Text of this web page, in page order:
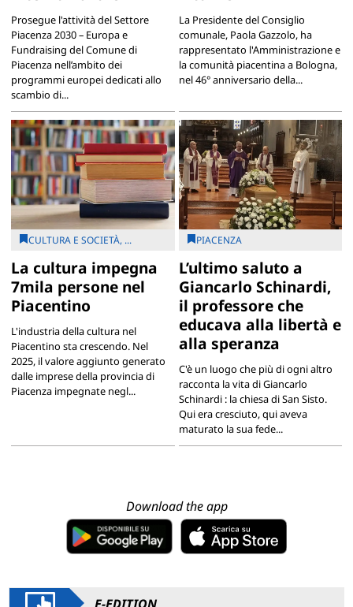
Prosegue l'attività del Settore
Piacenza 2030 – Europa e
Fundraising del Comune di
Piacenza nell’ambito dei
programmi europei dedicati allo
scambio di...
La Presidente del Consiglio
comunale, Paola Gazzolo, ha
rappresentato l'Amministrazione e
la comunità piacentina a Bologna,
nel 46° anniversario della...
CULTURA E SOCIETÀ, ...
La cultura impegna
7mila persone nel
Piacentino
L'industria della cultura nel
Piacentino sta crescendo. Nel
2025, il valore aggiunto generato
dalle imprese della provincia di
Piacenza impegnate negl...
PIACENZA
L’ultimo saluto a
Giancarlo Schinardi,
il professore che
educava alla libertà e
alla speranza
C'è un luogo che più di ogni altro
racconta la vita di Giancarlo
Schinardi : la chiesa di San Sisto.
Qui era cresciuto, qui aveva
maturato la sua fede...
Download the app